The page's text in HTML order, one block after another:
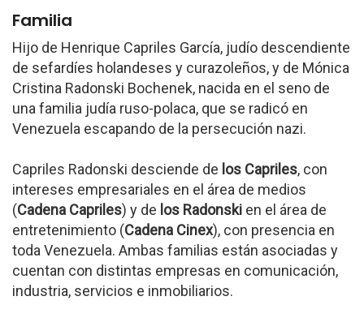
Familia
Hijo de Henrique Capriles García, judío descendiente
de sefardíes holandeses y curazoleños, y de Mónica
Cristina Radonski Bochenek, nacida en el seno de
una familia judía ruso-polaca, que se radicó en
Venezuela escapando de la persecución nazi.
Capriles Radonski desciende de los Capriles, con
intereses empresariales en el área de medios
(Cadena Capriles) y de los Radonski en el área de
entretenimiento (Cadena Cinex), con presencia en
toda Venezuela. Ambas familias están asociadas y
cuentan con distintas empresas en comunicación,
industria, servicios e inmobiliarios.